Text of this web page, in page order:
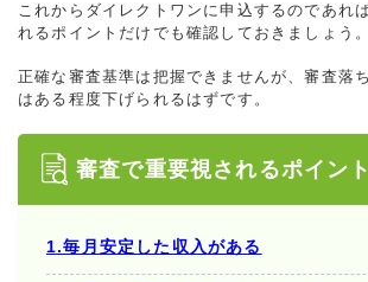
これからダイレクトワンに申込するのであれ
れるポイントだけでも確認しておきましょう。
正確な審査基準は把握できませんが、審査落
はある程度下げられるはずです。
審査で重要視されるポイント
1.毎月安定した収入がある